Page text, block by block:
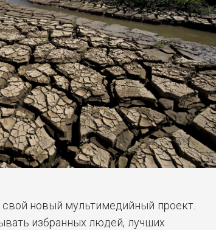
свой новый мультимедийный проект.
избранных людей, лучших